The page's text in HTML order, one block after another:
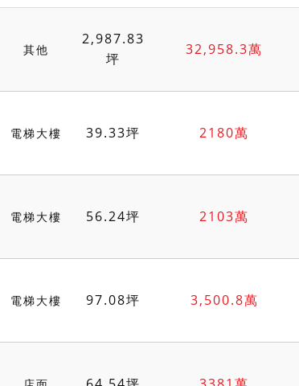
其他
2,987.83
坪
32,958.3萬
電梯大樓 39.33坪 2180萬
電梯大樓 56.24坪 2103萬
電梯大樓 97.08坪 3,500.8萬